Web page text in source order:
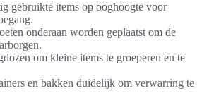
gebruikte items op ooghoogte voor
onderaan worden geplaatst om de
om kleine items te groeperen en te
en bakken duidelijk om verwarring te